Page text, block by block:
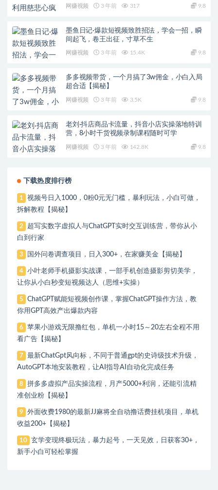
网赚视频 3 年前 317 9.8
墨鱼日记·爆款短视频致胜招法，学会一招，瞬
间起飞，卷王出征，寸草不生
网赚视频 3 年前 15.4K 9.8
多多视频带货，一个月搞了3w佣金，小白入局
超合适【揭秘】
网赚视频 3 年前 3.5K 9.8
老刘·抖店商品卡流量，​抖音小店实操落地特训
营，8小时干货视频录制课程随时可学
网赚视频 3 年前 142.8K 9.8
下载热度排行榜
1
视频号日入1000，0粉0元无门槛，暴利玩法，小白可做，
拆解教程【揭秘】
2
超写实数字虚拟人与ChatGPT实时交互训练营，带你从小
白到行家
3 国外问卷调查项目，日入300+，在家赚美金【揭秘】
4
小叶老师手机摄影实战课，一部手机创造摄影剪切美学，
让你从小白秒变短视频达人（思维+实操）
5
ChatGPT赋能短视频创作课，​掌握ChatGPT操作方法，教
你用GPT高效产出爆款内容
6
苹果小游戏无限撸红包，单机一小时15～20左右全程不用
看广告【揭秘】
7
最新ChatGpt风向标，不同于普通gpt的史诗级技术升级，
AutoGPT本地安装教程，让AI指导AI自动化完成任务
8
拼多多虚拟产品实操流程，月产5000+利润，还能引流精
准创业粉【揭秘】
9
外面收费1980的最新JJ麻将全自动撸话费挂机项目，单机
收益200+【揭秘】
10
玄学变现终极玩法，暴力起号，一天见效，日获客30+，
新手小白可轻松掌握